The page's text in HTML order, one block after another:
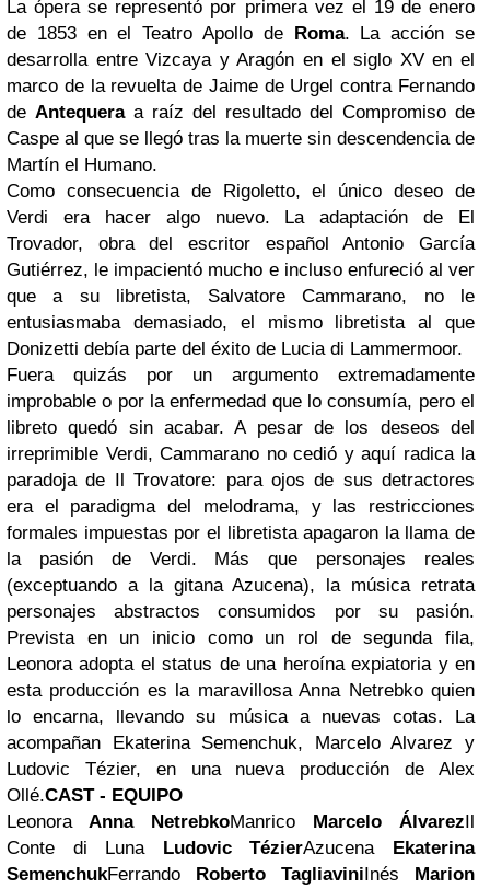
La ópera se representó por primera vez el 19 de enero
de 1853 en el Teatro Apollo de Roma. La acción se
desarrolla entre Vizcaya y Aragón en el siglo XV en el
marco de la revuelta de Jaime de Urgel contra Fernando
de Antequeraa raíz del resultado del Compromiso de
Caspe al que se llegó tras la muerte sin descendencia de
Martín el Humano.
Como consecuencia de Rigoletto, el único deseo de
Verdi era hacer algo nuevo. La adaptación de El
Trovador, obra del escritor español Antonio García
Gutiérrez, le impacientó mucho e incluso enfureció al ver
que a su libretista, Salvatore Cammarano, no le
entusiasmaba demasiado, el mismo libretista al que
Donizetti debía parte del éxito de Lucia di Lammermoor.
Fuera quizás por un argumento extremadamente
improbable o por la enfermedad que lo consumía, pero el
libreto quedó sin acabar. A pesar de los deseos del
irreprimible Verdi, Cammarano no cedió y aquí radica la
paradoja de Il Trovatore: para ojos de sus detractores
era el paradigma del melodrama, y las restricciones
formales impuestas por el libretista apagaron la llama de
la pasión de Verdi. Más que personajes reales
(exceptuando a la gitana Azucena), la música retrata
personajes abstractos consumidos por su pasión.
Prevista en un inicio como un rol de segunda fila,
Leonora adopta el status de una heroína expiatoria y en
esta producción es la maravillosa Anna Netrebko quien
lo encarna, llevando su música a nuevas cotas. La
acompañan Ekaterina Semenchuk, Marcelo Alvarez y
Ludovic Tézier, en una nueva producción de Alex
Ollé.CAST - EQUIPO
Leonora Anna NetrebkoManrico Marcelo ÁlvarezIl
Conte di Luna Ludovic TézierAzucena Ekaterina
SemenchukFerrando Roberto TagliaviniInés Marion